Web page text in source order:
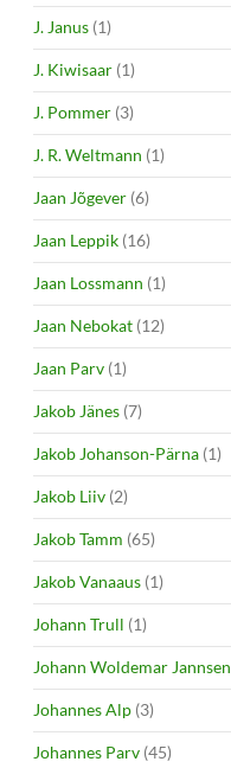
J. Janus (1)
J. Kiwisaar (1)
J. Pommer (3)
J. R. Weltmann (1)
Jaan Jõgever (6)
Jaan Leppik (16)
Jaan Lossmann (1)
Jaan Nebokat (12)
Jaan Parv (1)
Jakob Jänes (7)
Jakob Johanson-Pärna (1)
Jakob Liiv (2)
Jakob Tamm (65)
Jakob Vanaaus (1)
Johann Trull (1)
Johann Woldemar Jannsen
Johannes Alp (3)
Johannes Parv (45)